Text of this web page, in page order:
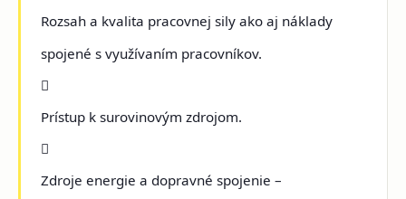
Rozsah a kvalita pracovnej sily ako aj náklady
spojené s využívaním pracovníkov.

Prístup k surovinovým zdrojom.

Zdroje energie a dopravné spojenie –